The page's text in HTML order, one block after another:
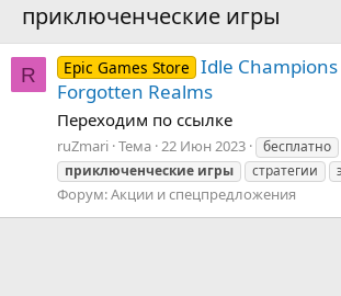
приключенческие игры
R Epic Games Store Idle
Forgotten Realms
Переходим по ссылке
ruZmari Тема 22 Июн 2023 бесплатно
приключенческие игры стратегии
Форум:Акции и спецпредложения